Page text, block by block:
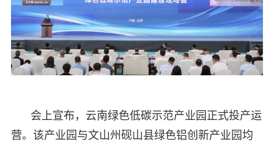
会上宣布，云南绿色低碳示范产业园正式投产运
营。该产业园与文山州砚山县绿色铝创新产业园均